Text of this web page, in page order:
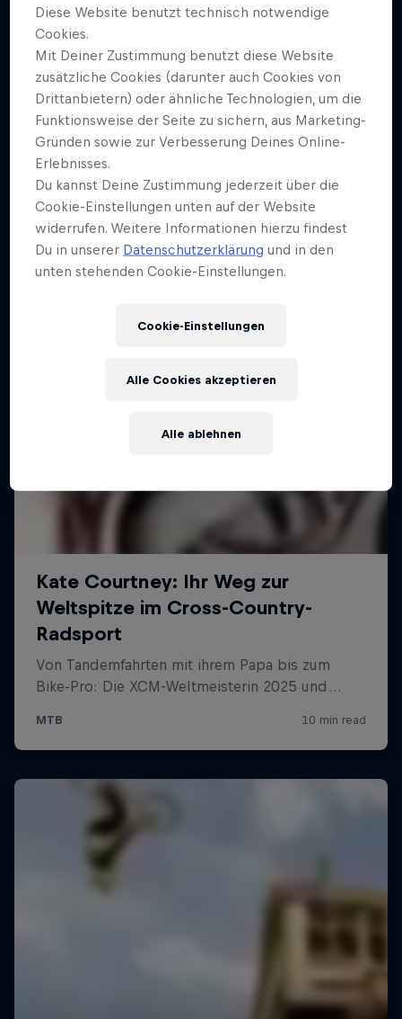
Der Mercedes-Benz UCI Mountainbike Weltcup
kehrt im Jahr 2023 mit 10 action geladenen
Stopps zurück, darunter acht Downhill- und
sieben Cross-Country-Rennen.
13 Stopps
Diese Website benutzt technisch notwendige
Cookies.
Mit Deiner Zustimmung benutzt diese Website
zusätzliche Cookies (darunter auch Cookies von
Drittanbietern) oder ähnliche Technologien, um die
Funktionsweise der Seite zu sichern, aus Marketing-
Gründen sowie zur Verbesserung Deines Online-
Erlebnisses.
Du kannst Deine Zustimmung jederzeit über die
Cookie-Einstellungen unten auf der Website
widerrufen. Weitere Informationen hierzu findest
Du in unserer Datenschutzerklärung und in den
unten stehenden Cookie-Einstellungen.
Cookie-Einstellungen
Alle ablehnen
Alle Cookies akzeptieren